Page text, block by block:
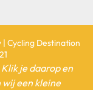
Cycling Destination
je daarop en
wij een kleine